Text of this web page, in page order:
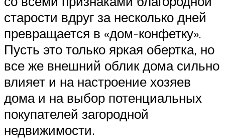
старости вдруг за несколько дней
превращается в «дом-конфетку».
Пусть это только яркая обертка, но
все же внешний облик дома сильно
влияет и на настроение хозяев
дома и на выбор потенциальных
покупателей загородной
недвижимости.